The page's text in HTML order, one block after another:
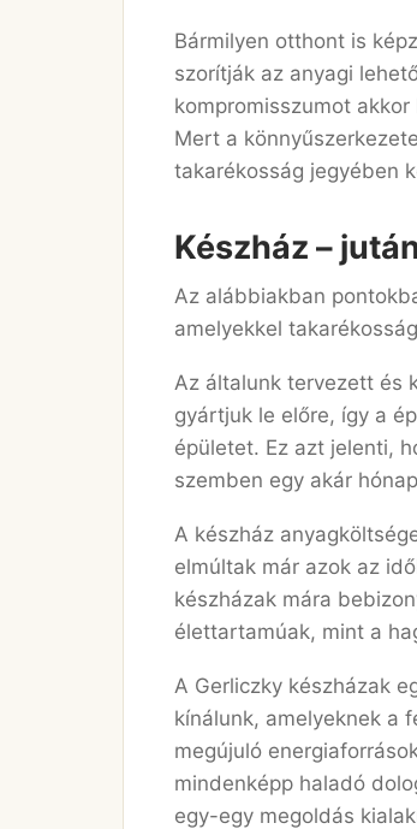
Bármilyen otthont is
szorítják az anyagi
kompromisszumot
Mert a
takarékosság jegyében
Készház –
Az alábbiakban
amelyekkel
Az általunk tervezett és
gyártjuk le előre, így a
épületet. Ez azt jelenti,
szemben egy akár
A készház
elmúltak már azok az
készházak mára
élettartamúak, mint a
A Gerliczky készházak
kínálunk, amelyeknek a
megújuló
mindenképp haladó
egy-egy megoldás